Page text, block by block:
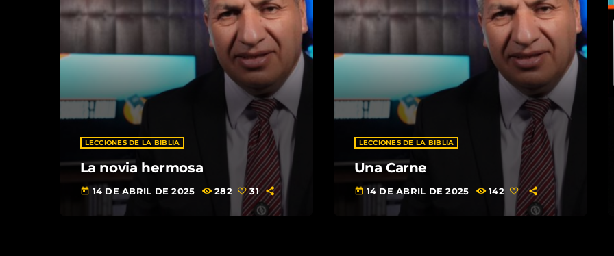
LECCIONES DE LA BIBLIA
La novia hermosa
today 14 DE ABRIL DE 2025 282 31
LECCIONES DE LA BIBLIA
Una Carne
today 14 DE ABRIL DE 2025 142